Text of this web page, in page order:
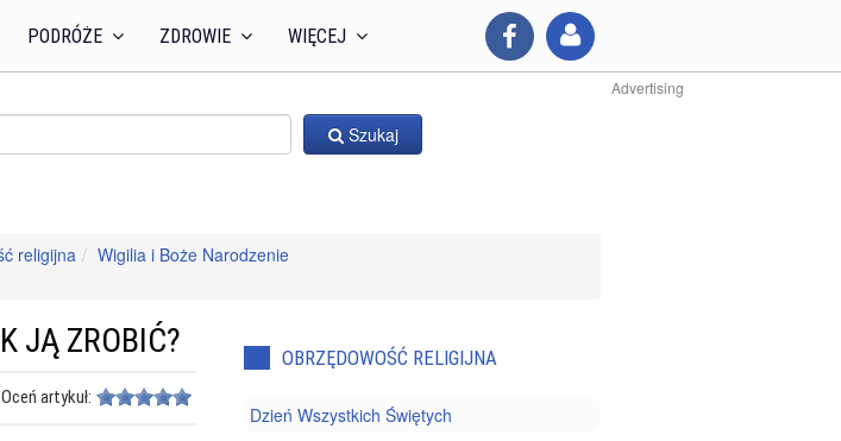
PODRÓŻE ZDROWIE WIĘCEJ
Advertising
Szukaj
religijna
Wigilia i Boże Narodzenie
JĄ ZROBIĆ?
Oceń artykuł:
OBRZĘDOWOŚĆ RELIGIJNA
Dzień Wszystkich Świętych